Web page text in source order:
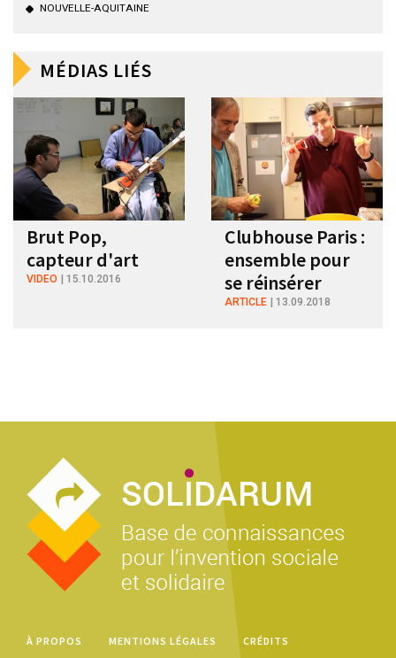
NOUVELLE-AQUITAINE
MÉDIAS LIÉS
Brut Pop,
capteur d'art
VIDEO 15.10.2016
Clubhouse Paris :
ensemble pour
se réinsérer
ARTICLE 13.09.2018
À PROPOS MENTIONS LÉGALES CRÉDITS